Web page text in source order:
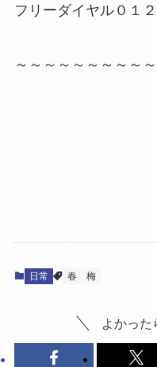
フリーダイヤル０１
～～～～～～～～～
日常 春 梅
よかった